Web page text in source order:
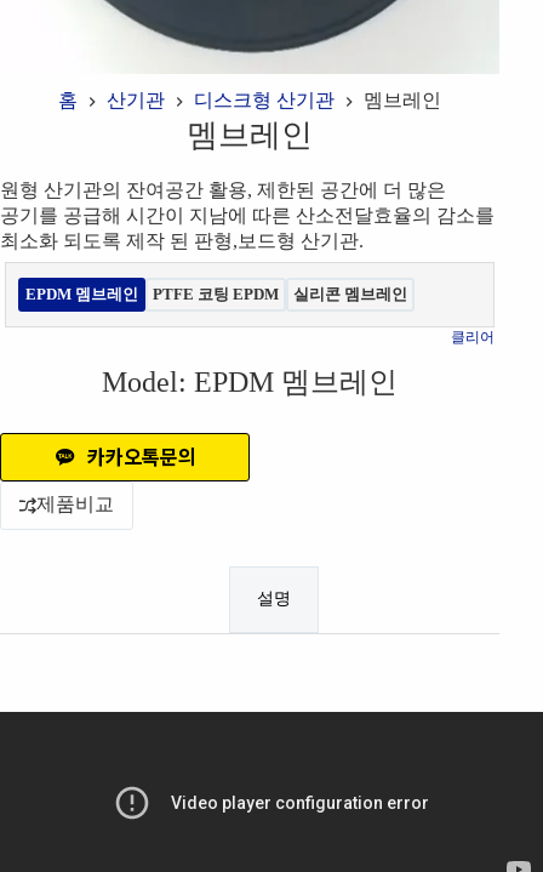
홈 산기관 디스크형 산기관 멤브레인
멤브레인
원형 산기관의 잔여공간 활용, 제한된 공간에 더 많은
공기를 공급해 시간이 지남에 따른 산소전달효율의 감소를
최소화 되도록 제작 된 판형,보드형 산기관.
Model: EPDM 멤브레인
EPDM 멤브레인 PTFE 코팅 EPDM 실리콘 멤브레인
클리어
카카오톡문의
제품비교
설명